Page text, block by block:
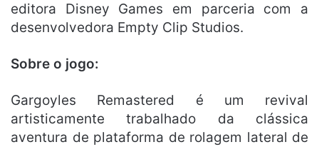
editora Disney Games em parceria com a
desenvolvedora Empty Clip Studios.
Sobre o jogo:
Gargoyles Remastered é um revival
artisticamente trabalhado da clássica
aventura de plataforma de rolagem lateral de